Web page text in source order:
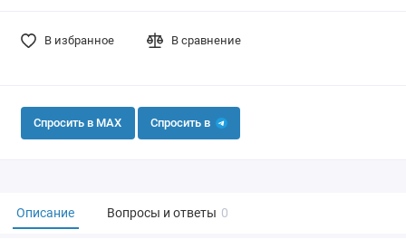
В избранное В сравнение
Спросить в MAX Спросить в
Описание Вопросы и ответы 0